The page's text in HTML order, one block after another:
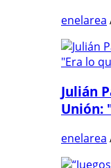
enelarea
Julián
Unión:
enelarea